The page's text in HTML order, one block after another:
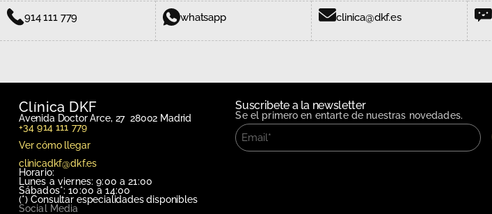
914 111 779 whatsapp clinica@dkf.es
Clínica DKF
Avenida Doctor Arce, 27 28002 Madrid
+34 914 111 779
Ver cómo llegar
clinicadkf@dkf.es
Horario:
Lunes a viernes: 9:00 a 21:00
Sábados*: 10:00 a 14:00
(*)Consultar especialidades disponibles
Social Media
Suscribete a la newsletter
Se el primero en entarte de nuestras novedades.